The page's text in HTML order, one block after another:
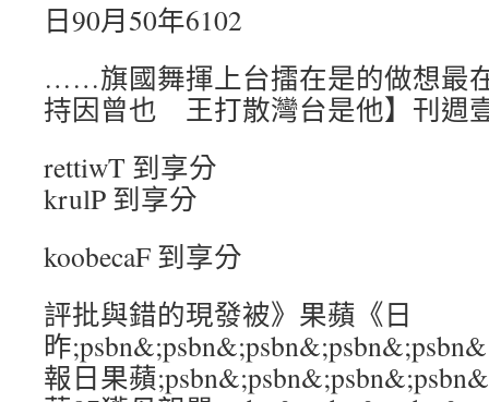
日90月50年6102
……旗國舞揮上台擂在是的做想最
持因曾也 王打散灣台是他】刊週
rettiwT 到享分
krulP 到享分
koobecaF 到享分
評批與錯的現發被》果蘋《日
昨
報日果蘋